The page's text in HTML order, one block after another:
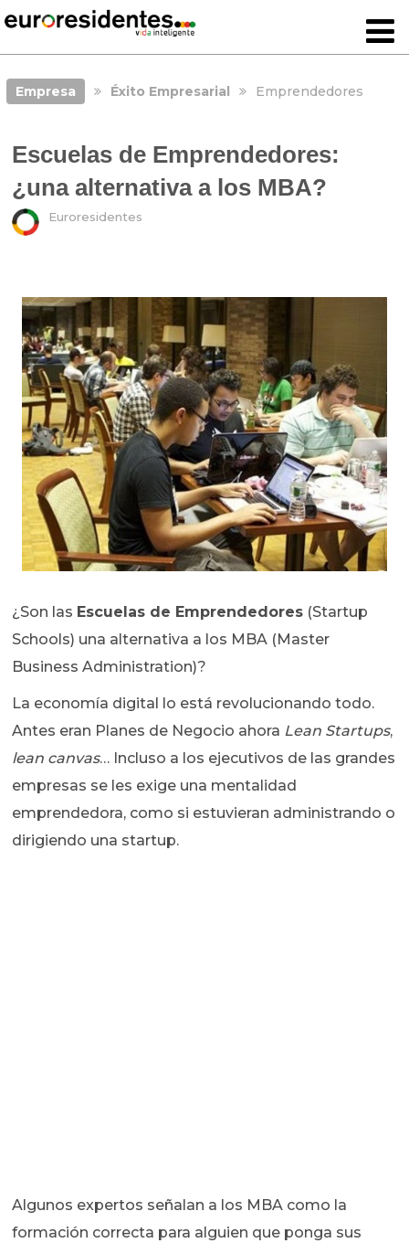
Empresa Éxito Empresarial Emprendedores
Escuelas de Emprendedores:
¿una alternativa a los MBA?
Euroresidentes
¿Son las Escuelas de Emprendedores (Startup
Schools) una alternativa a los MBA (Master
Business Administration)?
La economía digital lo está revolucionando todo.
Antes eran Planes de Negocio ahora Lean Startups,
lean canvas… Incluso a los ejecutivos de las grandes
empresas se les exige una mentalidad
emprendedora, como si estuvieran administrando o
dirigiendo una startup.
Algunos expertos señalan a los MBA como la
formación correcta para alguien que ponga sus